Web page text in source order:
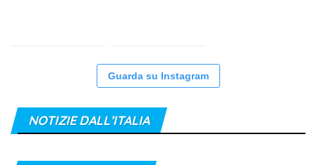
Guarda su Instagram
NOTIZIE DALL’ITALIA